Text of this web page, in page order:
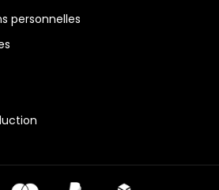
personnelles